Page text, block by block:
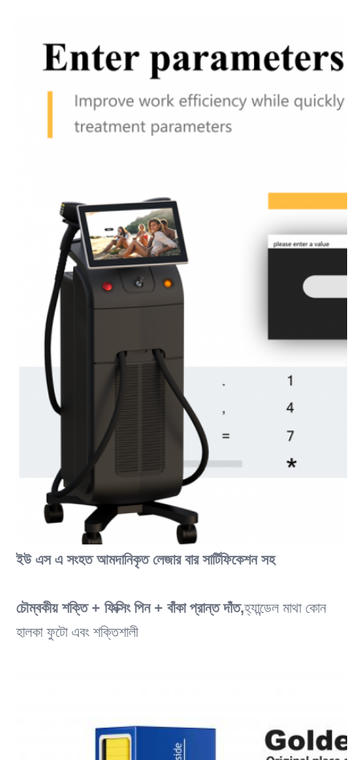
ইউ এস এ সংহত আমদানিকৃত লেজার বার সার্টিফিকেশন সহ
চৌম্বকীয় শক্তি + ফিক্সিং পিন + বাঁকা প্রান্ত দাঁত,হ্যান্ডেল মাথা কোন
হালকা ফুটো এবং শক্তিশালী